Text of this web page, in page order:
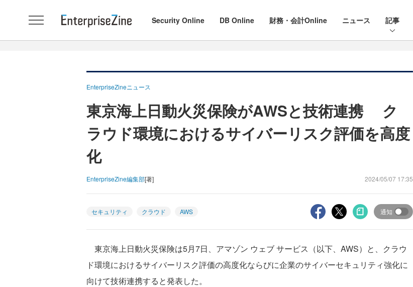
Security Online DB Online 財務・会計Online ニュース 記事
EnterpriseZineニュース
東京海上日動火災保険がAWSと技術連携 ク
ラウド環境におけるサイバーリスク評価を高度
化
EnterpriseZine編集部[著] 2024/05/07 17:35
セキュリティ クラウド AWS 通知
東京海上日動火災保険は5月7日、アマゾン ウェブ サービス（以下、AWS）と、クラウ
ド環境におけるサイバーリスク評価の高度化ならびに企業のサイバーセキュリティ強化に
向けて技術連携すると発表した。